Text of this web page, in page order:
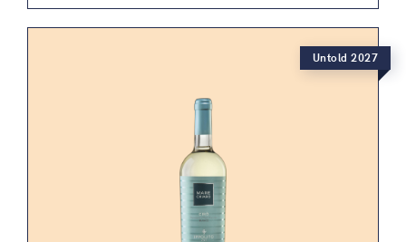
Untold 2027